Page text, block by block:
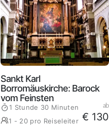
Sankt Karl
Borromäuskirche: Barock
vom Feinsten
1 Stunde 30 Minuten
1 - 20 pro Reiseleiter
ab
€ 130